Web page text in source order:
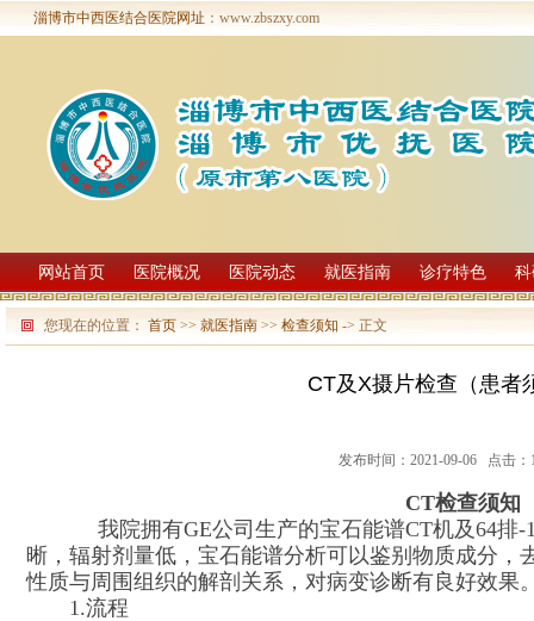
淄博市中西医结合医院网址 ：www.zbszxy.com
网站首页 医院概况 医院动态 就医指南 诊疗特色
您现在的位置： 首页 >> 就医指南 >> 检查须知 -> 正文
CT及X摄片检查（患者
发布时间：2021-09-06 点击：
CT检查须知
我院拥有GE公司生产的宝石能谱CT机及64排
晰，辐射剂量低，宝石能谱分析可以鉴别物质成分，
性质与周围组织的解剖关系，对病变诊断有良好效果
1.流程